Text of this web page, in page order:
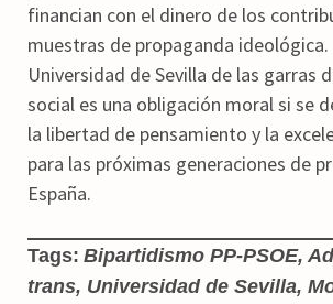
financian con el dinero de los
muestras de propaganda ideológica.
Universidad de Sevilla de las garras
social es una obligación moral si se
la libertad de pensamiento y la
para las próximas generaciones de
España.
Tags: Bipartidismo PP-PSOE,
trans, Universidad de Sevilla,